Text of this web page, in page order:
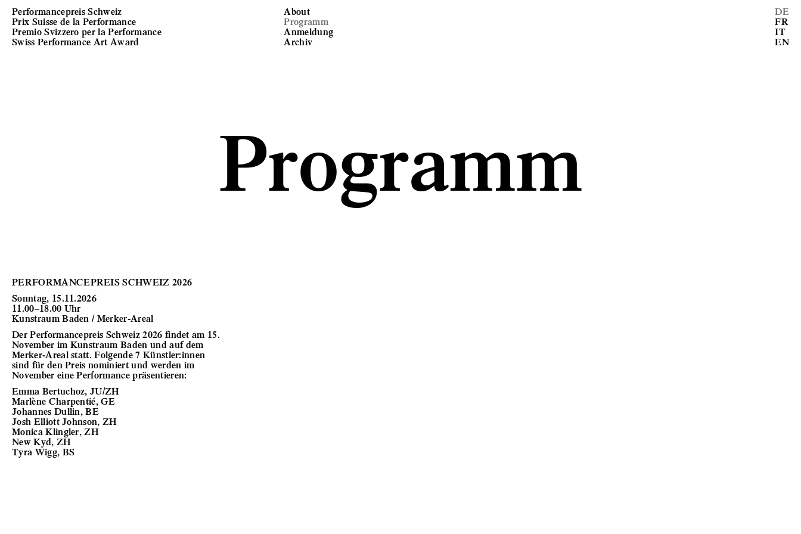
Performancepreis Schweiz
Prix Suisse de la Performance
Premio Svizzero per la Performance
Swiss Performance Art Award
About
Programm
Anmeldung
Archiv
DE
FR
IT
EN
Programm
PERFORMANCEPREIS SCHWEIZ 2026
Sonntag, 15.11.2026
11.00–18.00 Uhr
Kunstraum Baden / Merker-Areal
Der Performancepreis Schweiz 2026 findet am 15.
November im Kunstraum Baden und auf dem
Merker-Areal statt. Folgende 7 Künstler:innen
sind für den Preis nominiert und werden im
November eine Performance präsentieren:
Emma Bertuchoz, JU/ZH
Marlène Charpentié, GE
Johannes Dullin, BE
Josh Elliott Johnson, ZH
Monica Klingler, ZH
New Kyd, ZH
Tyra Wigg, BS